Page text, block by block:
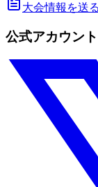
大会情報を送る
公式アカウント